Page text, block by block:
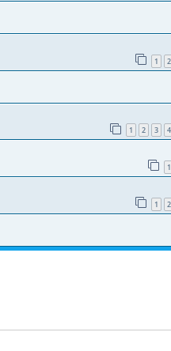
1 2
1 2 3 4
1
1 2